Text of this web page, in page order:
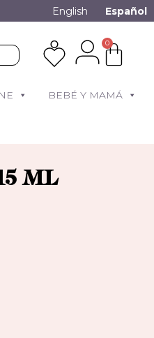
English Español
0
BEBÉ Y MAMÁ
ML